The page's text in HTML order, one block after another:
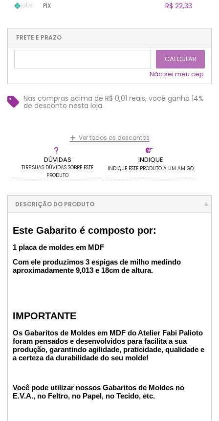
DÚVIDAS
TIRE SUAS DÚVIDAS SOBRE ESTE
PRODUTO
INDIQUE
INDIQUE ESTE PRODUTO A UM AMIGO
Nas compras acima de R$ 0,01 reais, você ganha 14%
de desconto nesta loja.
+ Ver todos os descontos
PIX R$ 22,33
...
....
FRETE E PRAZO
CALCULAR
Não sei meu cep
DESCRIÇÃO DO PRODUTO
Este Gabarito é composto por:
1 placa de moldes em MDF
Com ele produzimos 3 espigas de milho medindo
aproximadamente 9,013 e 18cm de altura.
IMPORTANTE
Os Gabaritos de Moldes em MDF do Atelier Fabi Palioto
foram pensados e desenvolvidos para facilita a sua
produção, garantindo agilidade, praticidade, qualidade e
a certeza da durabilidade do seu molde!
Você pode utilizar nossos Gabaritos de Moldes no
E.V.A., no Feltro, no Papel, no Tecido, etc.